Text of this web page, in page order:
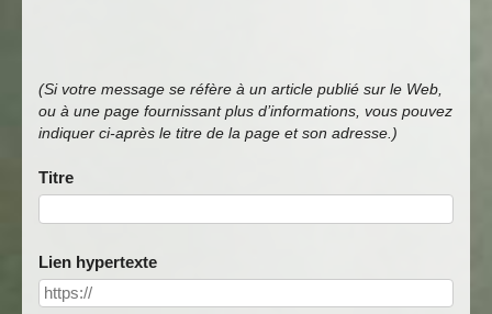
(Si votre message se réfère à un article publié sur le Web,
ou à une page fournissant plus d’informations, vous pouvez
indiquer ci-après le titre de la page et son adresse.)
Titre
Lien hypertexte